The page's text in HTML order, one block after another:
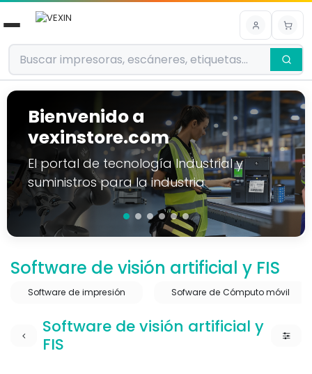
Ir al contenido
Bienvenido a
vexinstore.com
El portal de tecnología Industrial y
suministros para la industria
Software de visión artificial y FIS
Software de impresión Sofware de Cómputo móvil
Software de visión artificial y
FIS